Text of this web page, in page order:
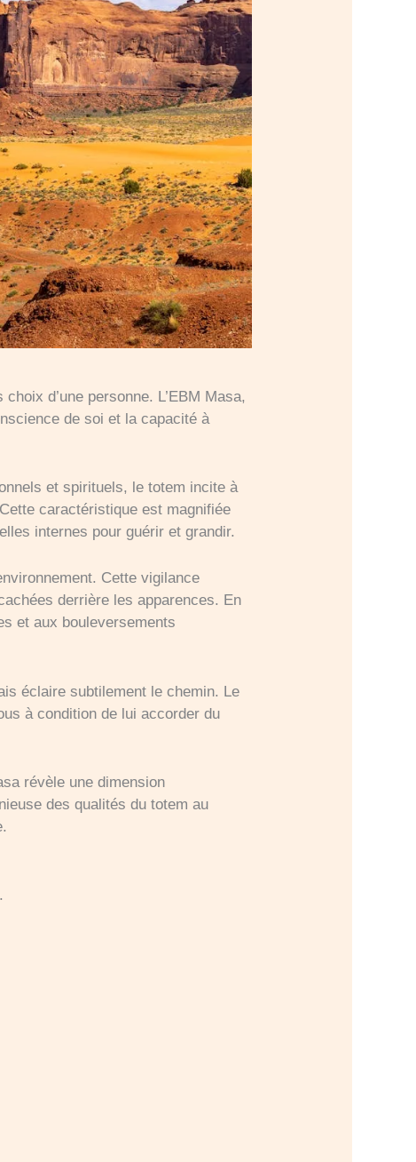
d’une personne. L’EBM Masa,
de soi et la capacité à
et spirituels, le totem incite à
caractéristique est magnifiée
internes pour guérir et grandir.
Cette vigilance
derrière les apparences. En
et aux bouleversements
éclaire subtilement le chemin. Le
à condition de lui accorder du
révèle une dimension
des qualités du totem au